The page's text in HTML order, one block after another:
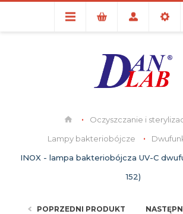
Oczyszczanie i
Lampy bakteriobójcze
INOX - lampa bakteriobójcza UV-C
152)
POPRZEDNI PRODUKT